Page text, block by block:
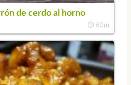
de cerdo al horno
60m